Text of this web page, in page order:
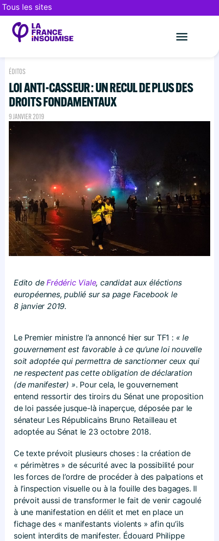
Tous les sites
ÉDITOS
LOI ANTI-CASSEUR : UN RECUL DE PLUS DES
DROITS FONDAMENTAUX
9 JANVIER 2019
Edito de Frédéric Viale, candidat aux éléctions
européennes, publié sur sa page Facebook le
8 janvier 2019.
Le Premier ministre l’a annoncé hier sur TF1 :« le
gouvernement est favorable à ce qu’une loi nouvelle
soit adoptée qui permettra de sanctionner ceux qui
ne respectent pas cette obligation de déclaration
(de manifester) ». Pour cela, le gouvernement
entend ressortir des tiroirs du Sénat une proposition
de loi passée jusque-là inaperçue, déposée par le
sénateur Les Républicains Bruno Retailleau et
adoptée au Sénat le 23 octobre 2018.
Ce texte prévoit plusieurs choses : la création de
« périmètres » de sécurité avec la possibilité pour
les forces de l’ordre de procéder à des palpations et
à l’inspection visuelle ou à la fouille des bagages. Il
prévoit aussi de transformer le fait de venir cagoulé
à une manifestation en délit et met en place un
fichage des « manifestants violents » afin qu’ils
soient interdits de manifester. Édouard Philippe